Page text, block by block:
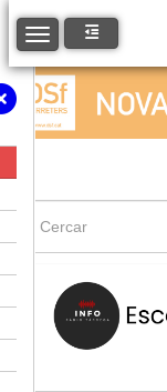
Toggle navigation